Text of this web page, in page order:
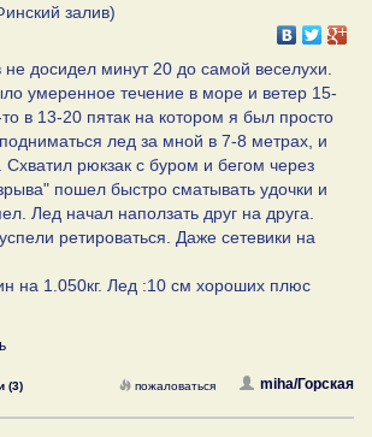
залив)
не досидел минут 20 до самой веселухи.
умеренное течение в море и ветер 15-
в 13-20 пятак на котором я был просто
лед за мной в 7-8 метрах, и
рюкзак с буром и бегом через
пошел быстро сматывать удочки и
Лед начал наползать друг на друга.
ретироваться. Даже сетевики на
на 1.050кг. Лед :10 см хороших плюс
(3) miha/Горская
пожаловаться